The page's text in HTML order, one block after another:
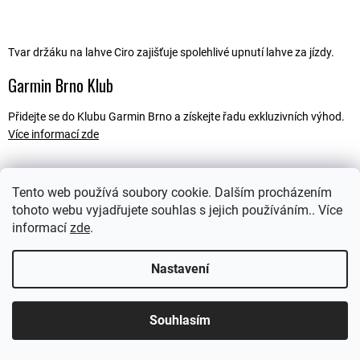
Tento web používá soubory cookie. Dalším procházením
tohoto webu vyjadřujete souhlas s jejich používáním.. Více
informací zde.
Nastavení
Souhlasím
Tvar držáku na lahve Ciro zajišťuje spolehlivé upnutí lahve za jízdy.
Garmin Brno Klub
Přidejte se do Klubu Garmin Brno a získejte řadu exkluzivních výhod.
Více informací zde
Popis
Ostatní informace